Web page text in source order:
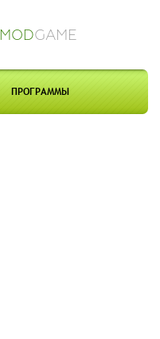
MODGAME
ПРОГРАММЫ